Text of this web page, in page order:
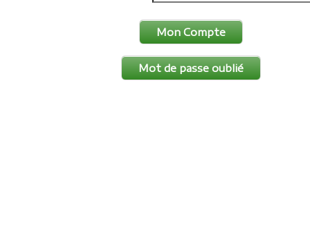
Mon Compte
Mot de passe oublié